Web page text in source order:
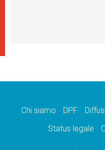
Chi siamo DPF
Status legale